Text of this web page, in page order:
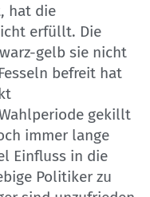
hat die
erfüllt. Die
gelb sie nicht
befreit hat
gekillt
immer lange
Einfluss in die
Politiker zu